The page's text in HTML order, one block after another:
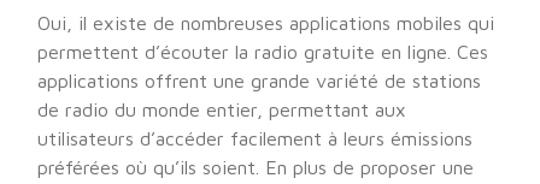
Oui, il existe de nombreuses applications mobiles qui
permettent d’écouter la radio gratuite en ligne. Ces
applications offrent une grande variété de stations
de radio du monde entier, permettant aux
utilisateurs d’accéder facilement à leurs émissions
préférées où qu’ils soient. En plus de proposer une